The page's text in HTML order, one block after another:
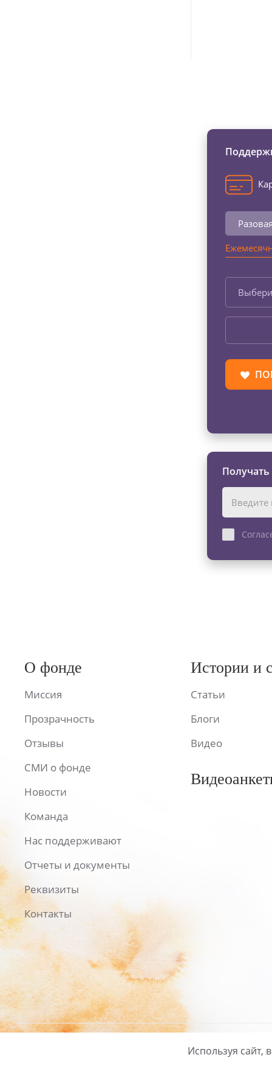
О фонде
Миссия
Прозрачность
Отзывы
СМИ о фонде
Новости
Команда
Нас поддерживают
Отчеты и документы
Реквизиты
Контакты
Истории и
Статьи
Блоги
Видео
Политика
Используя сайт,